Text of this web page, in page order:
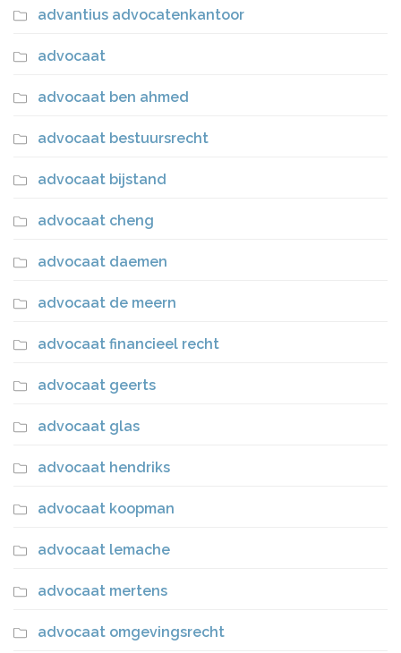
advantius advocatenkantoor
advocaat
advocaat ben ahmed
advocaat bestuursrecht
advocaat bijstand
advocaat cheng
advocaat daemen
advocaat de meern
advocaat financieel recht
advocaat geerts
advocaat glas
advocaat hendriks
advocaat koopman
advocaat lemache
advocaat mertens
advocaat omgevingsrecht